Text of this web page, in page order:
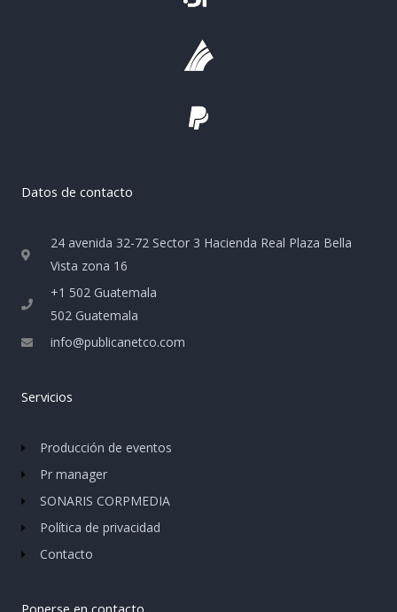
Datos de contacto
24 avenida 32-72 Sector 3 Hacienda Real Plaza Bella
Vista zona 16
+1 502 Guatemala
502 Guatemala
info@publicanetco.com
Servicios
Producción de eventos
Pr manager
SONARIS CORPMEDIA
Política de privacidad
Contacto